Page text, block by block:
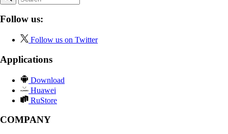
Follow us:
Follow us on Twitter
Applications
Download
Huawei
RuStore
COMPANY